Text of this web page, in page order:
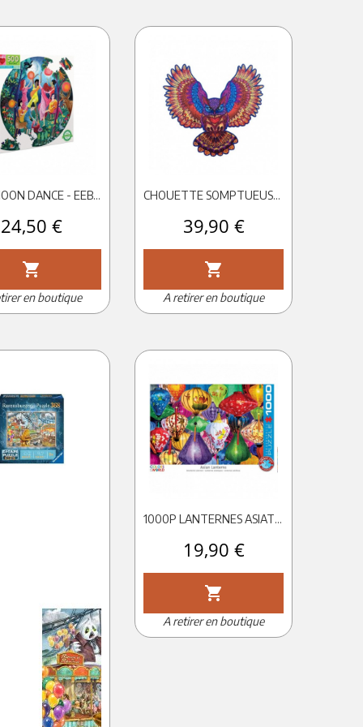
500P MOON DANCE - EEBOO
Prix
24,50 €
shopping_cart
en boutique
CHOUETTE SOMPTUEUSE - PUZZLE CREATIF
Prix
39,90 €
shopping_cart
A retirer en boutique
1000P LANTERNES ASIATIQUES - EUROGRAPHICS
Prix
19,90 €
shopping_cart
A retirer en boutique